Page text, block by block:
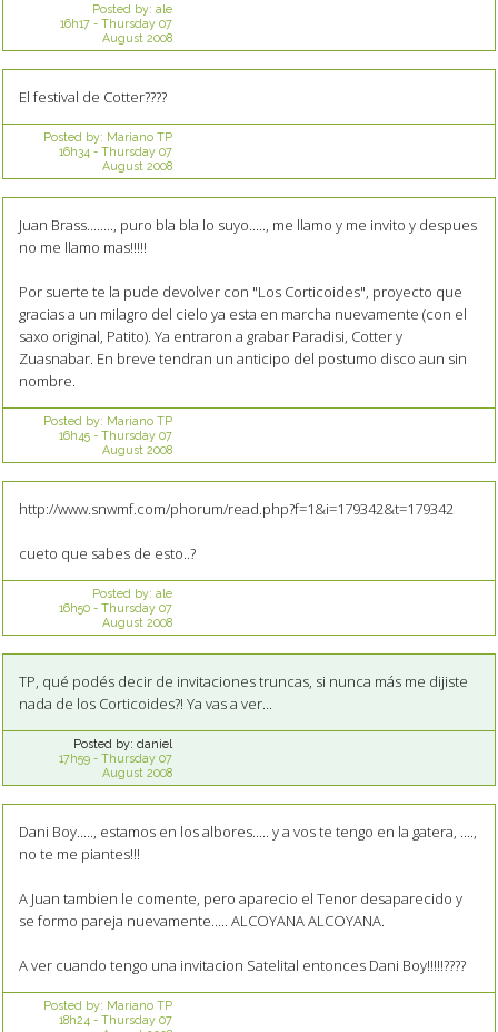
Posted by: ale
16h17- Thursday 07
August 2008
El festival de Cotter????
Posted by: Mariano TP
16h34 - Thursday 07
August 2008
Juan Brass........, puro bla bla lo suyo....., me llamo y me invito y despues
no me llamo mas!!!!!
Por suerte te la pude devolver con "Los Corticoides", proyecto que
gracias a un milagro del cielo ya esta en marcha nuevamente (con el
saxo original, Patito). Ya entraron a grabar Paradisi, Cotter y
Zuasnabar. En breve tendran un anticipo del postumo disco aun sin
nombre.
Posted by: Mariano TP
16h45- Thursday 07
August 2008
http://www.snwmf.com/phorum/read.php?f=1&i=179342&t=179342
cueto que sabes de esto..?
Posted by: ale
16h50- Thursday 07
August 2008
TP, qué podés decir de invitaciones truncas, si nunca más me dijiste
nada de los Corticoides?! Ya vas a ver...
Posted by: daniel
17h59- Thursday 07
August 2008
Dani Boy....., estamos en los albores..... y a vos te tengo en la gatera, ....,
no te me piantes!!!
A Juan tambien le comente, pero aparecio el Tenor desaparecido y
se formo pareja nuevamente..... ALCOYANA ALCOYANA.
A ver cuando tengo una invitacion Satelital entonces Dani Boy!!!!!????
Posted by: Mariano TP
18h24 - Thursday 07